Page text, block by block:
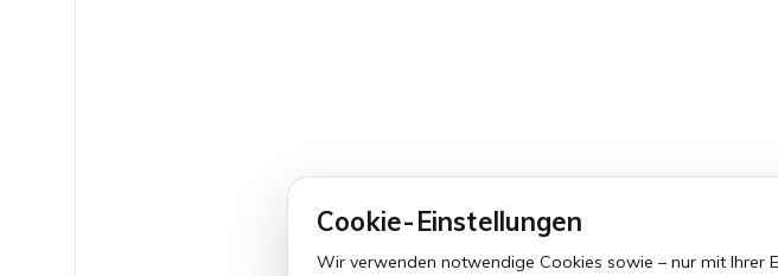
Cookie-Einstellungen
Wir verwenden notwendige Cookies sowie – nur mit